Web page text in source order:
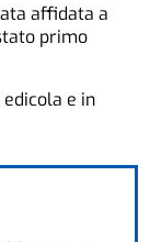
affidata a
primo
e in